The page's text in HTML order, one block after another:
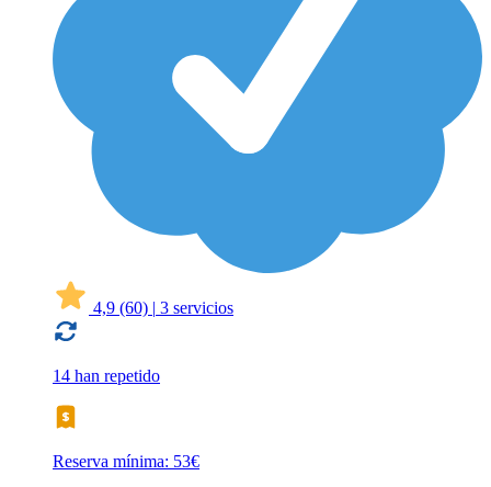
4,9 (60) | 3 servicios
14 han repetido
Reserva mínima: 53€